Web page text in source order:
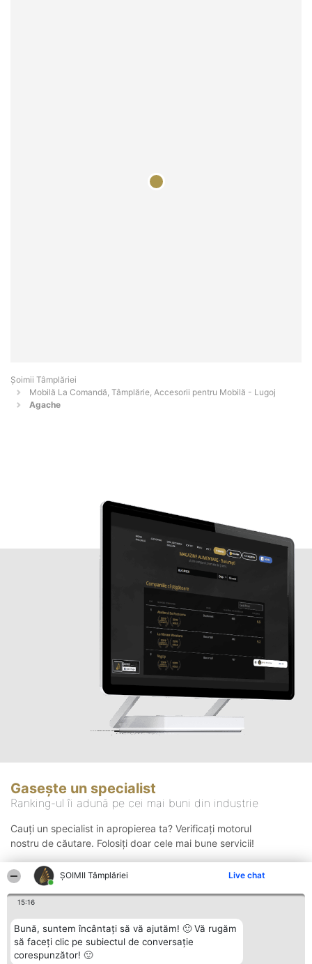
ȘOIMII Tâmplăriei Live chat
15:16
Bună, suntem încântați să vă ajutăm! 🙂 Vă rugăm
să faceți clic pe subiectul de conversație
corespunzător! 🙂
Șoimii Tâmplăriei
Mobilă La Comandă, Tâmplărie, Accesorii pentru Mobilă - Lugoj
Agache
Gasește un specialist
Ranking-ul îi adună pe cei mai buni din industrie
Cauți un specialist in apropierea ta? Verificați motorul
nostru de căutare. Folosiți doar cele mai bune servicii!